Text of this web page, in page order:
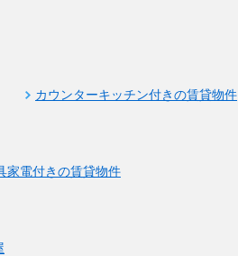
カウンターキッチン付きの賃貸物件
家電付きの賃貸物件